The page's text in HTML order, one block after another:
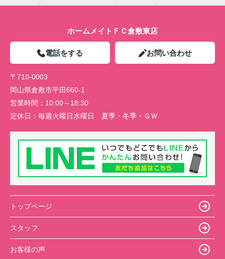
ホームメイトＦＣ倉敷東店
電話をする お問い合わせ
〒710-0003
岡山県倉敷市平田660-1
営業時間： 10:00～18:30
定休日： 毎週火曜日水曜日 夏季・冬季・ＧＷ
トップページ
スタッフ
お客様の声